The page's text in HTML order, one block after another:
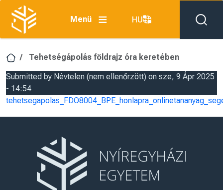
Ugrás a tartalomra
Menü
HU
Tehetségápolás földrajz óra keretében
Submitted by Névtelen (nem ellenőrzött) on sze, 9 Ápr 2025
- 14:54